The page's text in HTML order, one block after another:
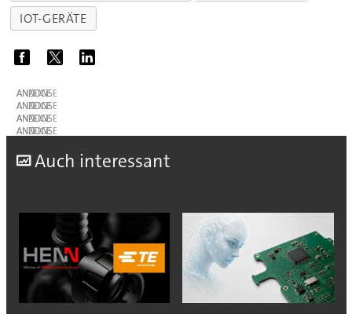
IOT-GERÄTE
ANZEIGE
ANZEIGE
ANZEIGE
ANZEIGE
Auch interessant